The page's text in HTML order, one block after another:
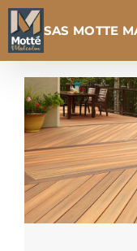
Passer
au
contenu
SAS MOTTE